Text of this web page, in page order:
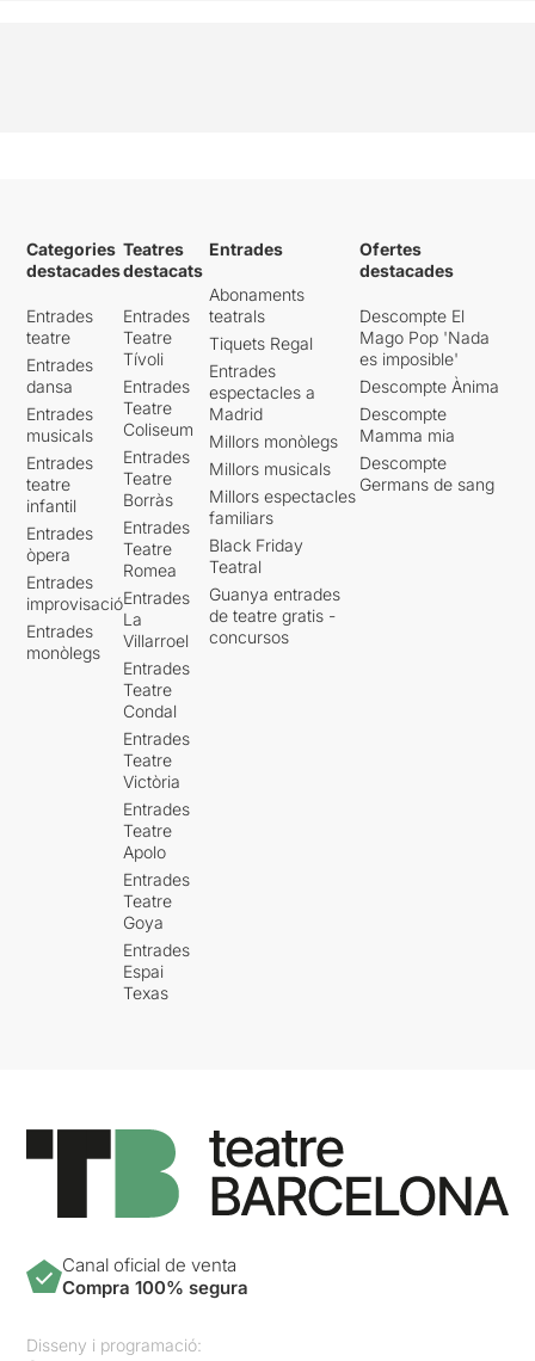
Categories
destacades
Entrades
teatre
Entrades
dansa
Entrades
musicals
Entrades
teatre
infantil
Entrades
òpera
Entrades
improvisació
Entrades
monòlegs
Teatres
destacats
Entrades
Teatre
Tívoli
Entrades
Teatre
Coliseum
Entrades
Teatre
Borràs
Entrades
Teatre
Romea
Entrades
La
Villarroel
Entrades
Teatre
Condal
Entrades
Teatre
Victòria
Entrades
Teatre
Apolo
Entrades
Teatre
Goya
Entrades
Espai
Texas
Entrades
Abonaments
teatrals
Tiquets Regal
Entrades
espectacles a
Madrid
Millors monòlegs
Millors musicals
Millors espectacles
familiars
Black Friday
Teatral
Guanya entrades
de teatre gratis -
concursos
Ofertes
destacades
Descompte El
Mago Pop 'Nada
es imposible'
Descompte Ànima
Descompte
Mamma mia
Descompte
Germans de sang
Canal oficial de venta
Compra 100% segura
Disseny i programació: